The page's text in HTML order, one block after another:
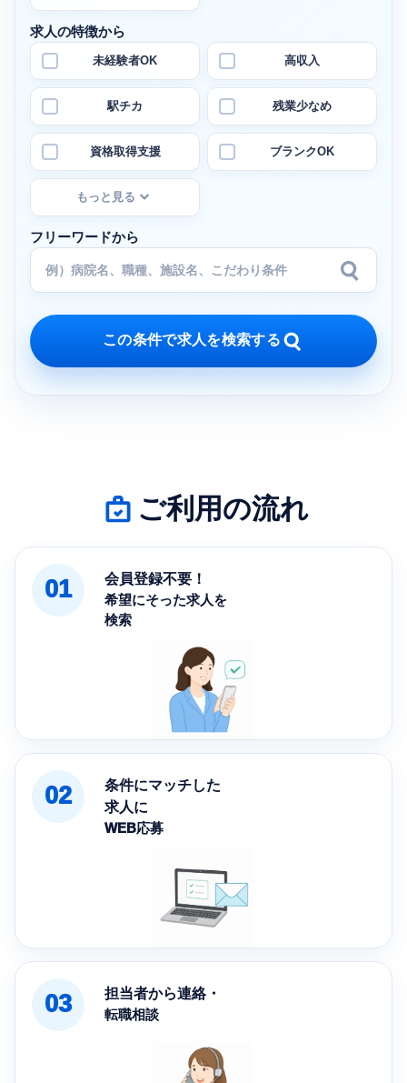
求人の特徴から
未経験者OK 高収入
駅チカ 残業少なめ
資格取得支援 ブランクOK
もっと見る
フリーワードから
この条件で求人を検索する
ご利用の流れ
01
会員登録不要！
希望にそった求人を
検索
02
条件にマッチした
求人に
WEB応募
03
担当者から連絡・
転職相談